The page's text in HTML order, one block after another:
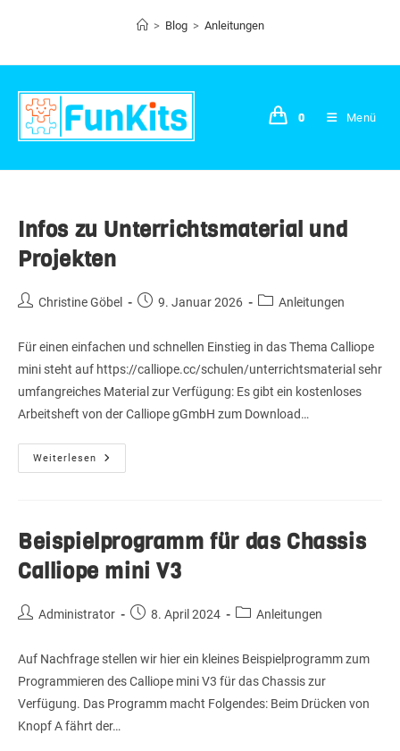
> Blog > Anleitungen
0 Menü
Infos zu Unterrichtsmaterial und
Projekten
Beitrags-
Christine Göbel
Beitrag9. Januar 2026
Beitrags-
Anleitungen
Für einen einfachen und schnellen Einstieg in das Thema Calliope
mini steht auf https://calliope.cc/schulen/unterrichtsmaterial sehr
umfangreiches Material zur Verfügung: Es gibt ein kostenloses
Arbeitsheft von der Calliope gGmbH zum Download…
Weiterlesen
Infos
Zu
Beispielprogramm für das Chassis
Calliope mini V3
Beitrags-
Administrator
Beitrag8. April 2024
Beitrags-
Anleitungen
Auf Nachfrage stellen wir hier ein kleines Beispielprogramm zum
Programmieren des Calliope mini V3 für das Chassis zur
Verfügung. Das Programm macht Folgendes: Beim Drücken von
Knopf A fährt der…